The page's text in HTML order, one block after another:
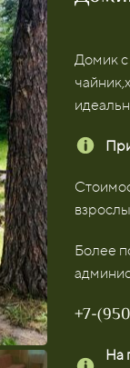
Домик с
Более
+7-
На